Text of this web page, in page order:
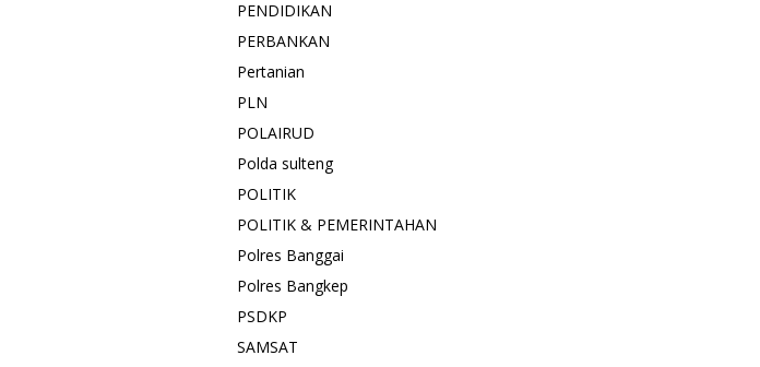
PENDIDIKAN
PERBANKAN
Pertanian
PLN
POLAIRUD
Polda sulteng
POLITIK
POLITIK & PEMERINTAHAN
Polres Banggai
Polres Bangkep
PSDKP
SAMSAT